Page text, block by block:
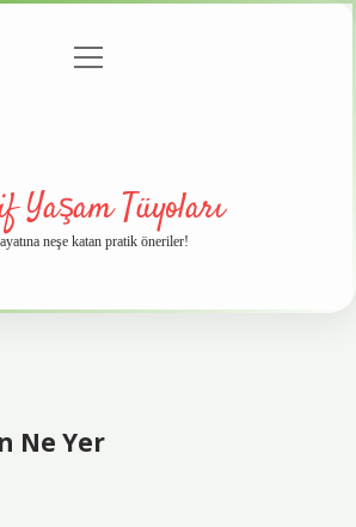
menüyü
Yaşam Tüyoları
neşe katan pratik öneriler!
Ne Yer